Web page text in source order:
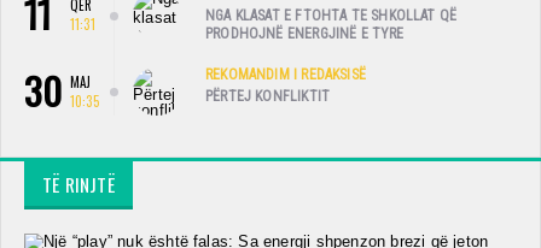
11
QER
11:31
NGA KLASAT E FTOHTA TE SHKOLLAT QË
PRODHOJNË ENERGJINË E TYRE
30 MAJ
10:35
REKOMANDIM I REDAKSISË
PËRTEJ KONFLIKTIT
TË RINJTË